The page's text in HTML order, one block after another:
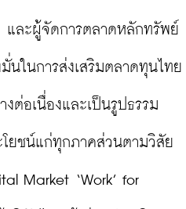
และผู้จัดการตลาดหลักทรัพย์
นในการส่งเสริมตลาดทุนไทย
ต่อเนื่องและเป็นรูปธรรม
ยชน์แก่ทุกภาคส่วนตามวิสัย
Market ‘Work’ for